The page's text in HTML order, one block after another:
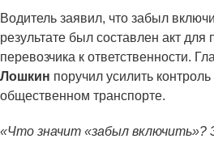
Водитель заявил, что забыл
результате был составлен акт для
перевозчика к ответственности.
Лошкин поручил усилить
общественном транспорте.
«Что значит «забыл включить»?